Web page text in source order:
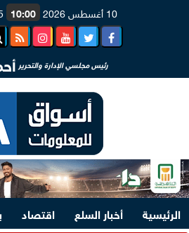
10 أغسطس 2026 10:00
رئيس مجلسي الإدارة والتحرير
الرئيسية أخبار السلع اقتصاد